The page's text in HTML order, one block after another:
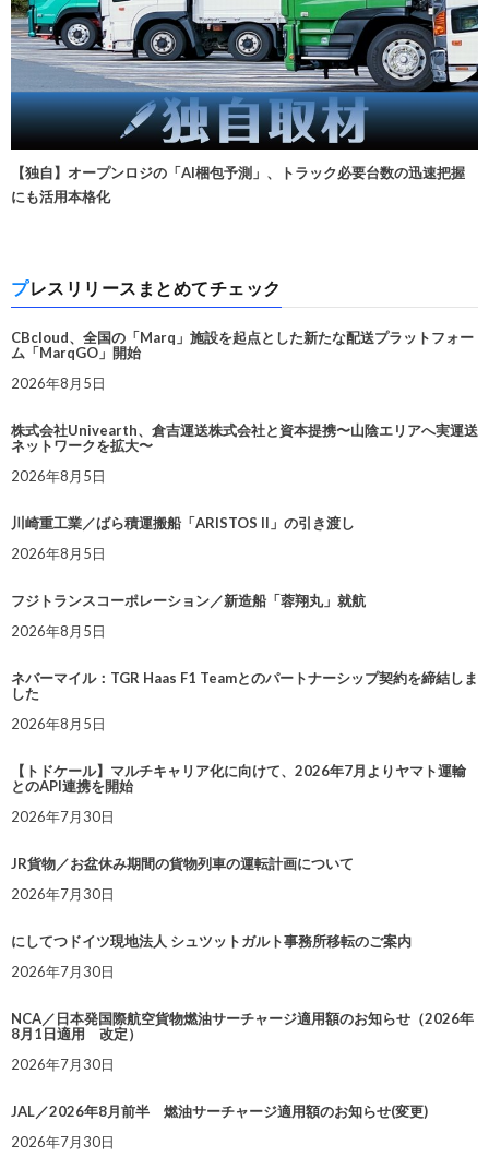
【独自】オープンロジの「AI梱包予測」、トラック必要台数の迅速把握
にも活用本格化
プレスリリースまとめてチェック
CBcloud、全国の「Marq」施設を起点とした新たな配送プラットフォー
ム「MarqGO」開始
2026年8月5日
株式会社Univearth、倉吉運送株式会社と資本提携〜山陰エリアへ実運送
ネットワークを拡大〜
2026年8月5日
川崎重工業／ばら積運搬船「ARISTOS II」の引き渡し
2026年8月5日
フジトランスコーポレーション／新造船「蓉翔丸」就航
2026年8月5日
ネバーマイル：TGR Haas F1 Teamとのパートナーシップ契約を締結しま
した
2026年8月5日
【トドケール】マルチキャリア化に向けて、2026年7月よりヤマト運輸
とのAPI連携を開始
2026年7月30日
JR貨物／お盆休み期間の貨物列車の運転計画について
2026年7月30日
にしてつドイツ現地法人 シュツットガルト事務所移転のご案内
2026年7月30日
NCA／日本発国際航空貨物燃油サーチャージ適用額のお知らせ（2026年
8月1日適用 改定）
2026年7月30日
JAL／2026年8月前半 燃油サーチャージ適用額のお知らせ(変更)
2026年7月30日